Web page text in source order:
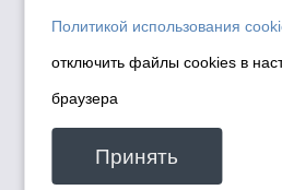
Политика использования
Политика по обработке
данных в
мэрии города
malinchukvl@mail.ru
Политикой использования
отключить файлы cookies в
браузера
Принять